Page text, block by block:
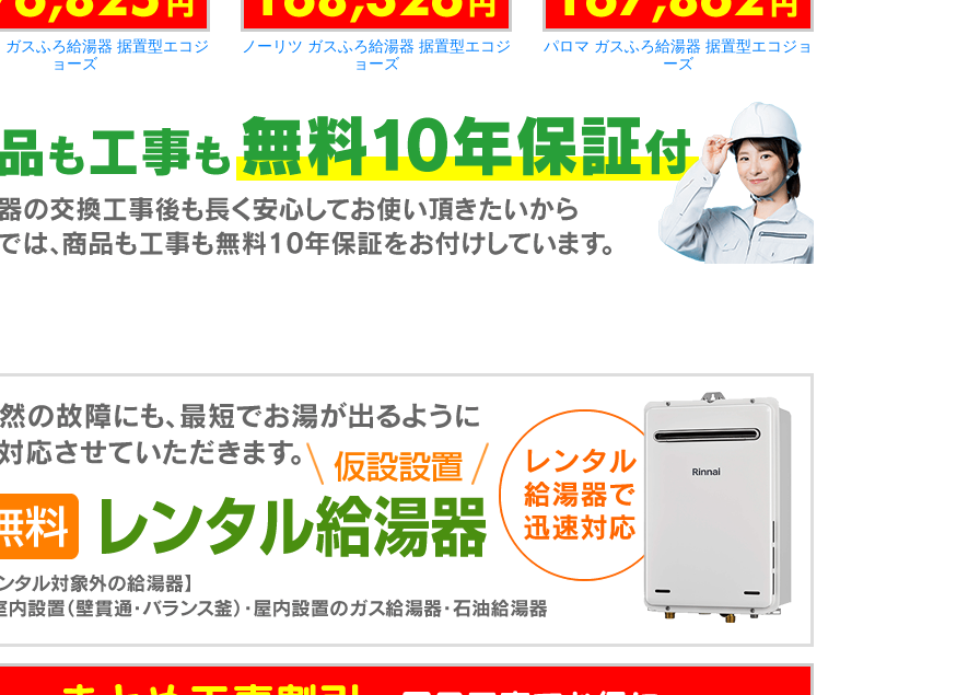
ガスふろ給湯器 据置型エコジ
ョーズ
ノーリツ ガスふろ給湯器 据置型エコジ
ョーズ
パロマ ガスふろ給湯器 据置型エコジョ
ーズ